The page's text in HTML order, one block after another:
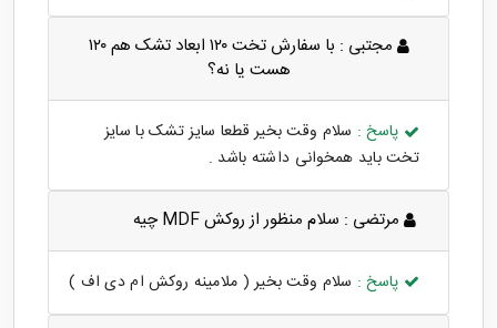
مجتبی :
با سفارش تخت ۱۲۰ ابعاد تشک هم ۱۲۰
هست یا نه؟
پاسخ : سلام وقت بخیر قطعا سایز تشک با سایز
تخت باید همخوانی داشته باشد .
مرتضی : سلام منظور از روکش MDF چیه
پاسخ : سلام وقت بخیر ( ملامینه روکش ام دی اف )